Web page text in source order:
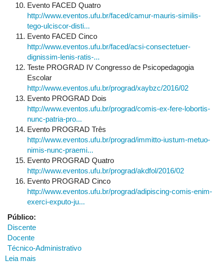
Evento FACED Quatro
http://www.eventos.ufu.br/faced/camur-mauris-similis-
tego-ulciscor-disti...
Evento FACED Cinco
http://www.eventos.ufu.br/faced/acsi-consectetuer-
dignissim-lenis-ratis-...
Teste PROGRAD IV Congresso de Psicopedagogia
Escolar
http://www.eventos.ufu.br/prograd/xaybzc/2016/02
Evento PROGRAD Dois
http://www.eventos.ufu.br/prograd/comis-ex-fere-lobortis-
nunc-patria-pro...
Evento PROGRAD Três
http://www.eventos.ufu.br/prograd/immitto-iustum-metuo-
nimis-nunc-praemi...
Evento PROGRAD Quatro
http://www.eventos.ufu.br/prograd/akdfol/2016/02
Evento PROGRAD Cinco
http://www.eventos.ufu.br/prograd/adipiscing-comis-enim-
exerci-exputo-ju...
Público:
Discente
Docente
Técnico-Administrativo
Leia mais